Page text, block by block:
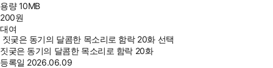
용량10MB
200원
대여
짓궂은 동기의 달콤한 목소리로 함락 20화 선택
짓궂은 동기의 달콤한 목소리로 함락 20화
등록일 2026.06.09